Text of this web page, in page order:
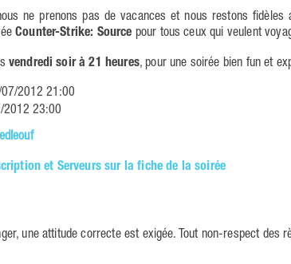
ne prenons pas de vacances et nous restons
Counter-Strike: Source pour tous ceux qui veulent
vendredi soir à 21 heures, pour une soirée bien fun et
07/2012 21:00
2012 23:00
et Serveurs sur la fiche de la soirée
une attitude correcte est exigée. Tout non-respect des